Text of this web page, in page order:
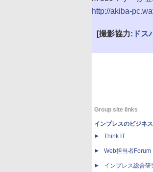
http://akiba-
[撮影協力: ドス
Group site links
インプレスのビジネ
Think IT
Web担当者Forum
インプレス総合研